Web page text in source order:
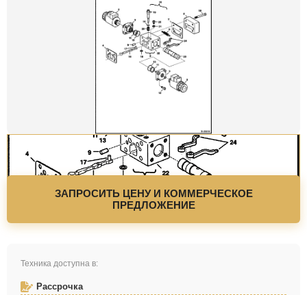
ЗАПРОСИТЬ ЦЕНУ И КОММЕРЧЕСКОЕ
ПРЕДЛОЖЕНИЕ
Техника доступна в:
Рассрочка